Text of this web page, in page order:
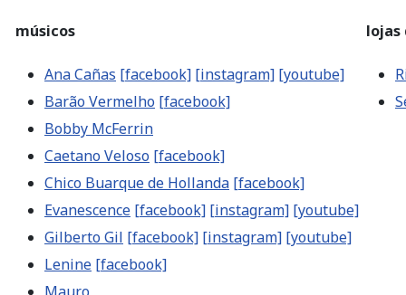
músicos
Ana Cañas [facebook] [instagram] [youtube]
Barão Vermelho [facebook]
Bobby McFerrin
Caetano Veloso [facebook]
Chico Buarque de Hollanda [facebook]
Evanescence [facebook] [instagram] [youtube]
Gilberto Gil [facebook] [instagram] [youtube]
Lenine [facebook]
lojas